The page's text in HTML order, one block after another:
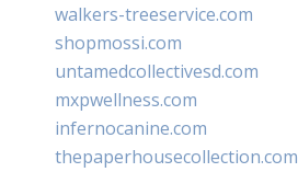
walkers-treeservice.com
shopmossi.com
untamedcollectivesd.com
mxpwellness.com
infernocanine.com
thepaperhousecollection.com